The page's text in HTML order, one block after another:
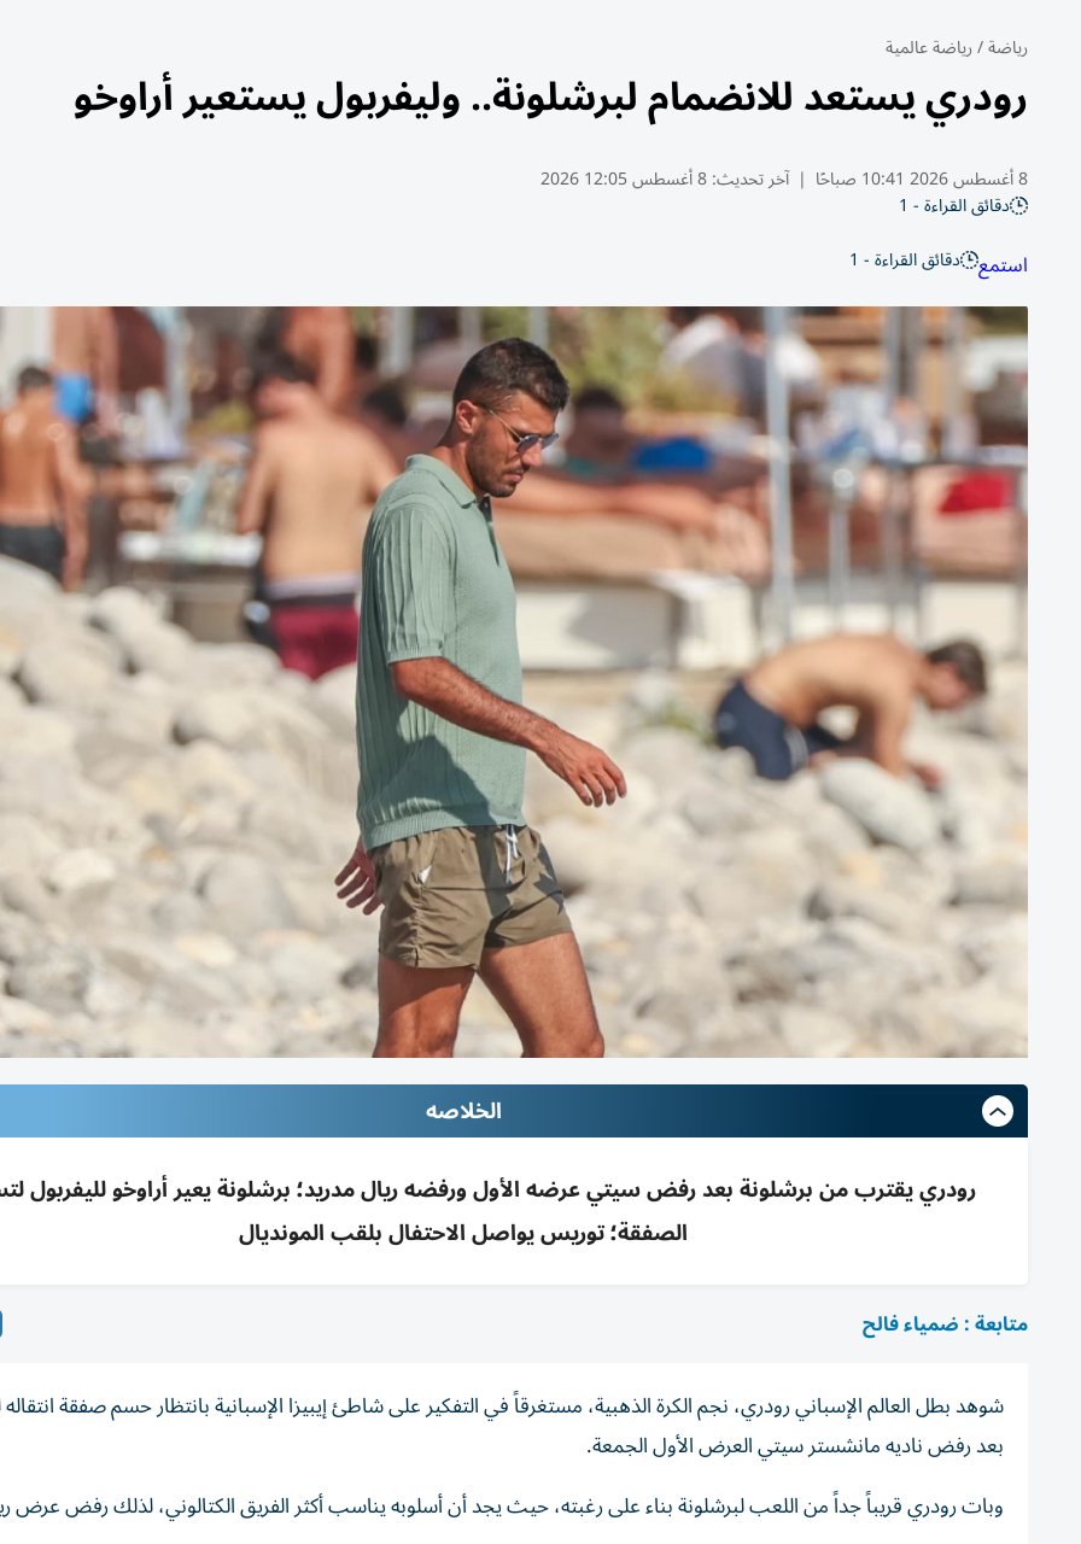
رياضة/رياضة عالمية
رودري يستعد للانضمام لبرشلونة.. وليفربول يستعير أراوخو
8 أغسطس 2026 10:41 صباحًا | آخر تحديث:8 أغسطس 12:05 2026
دقائق القراءة - 1
استمع دقائق القراءة - 1
الخلاصه
رودري يقترب من برشلونة بعد رفض سيتي عرضه الأول ورفضه ريال مدريد؛ برشلونة يعير أراوخو لليفربول
الصفقة؛ توريس يواصل الاحتفال بلقب المونديال
متابعة : ضمياء فالح
شوهد بطل العالم الإسباني رودري، نجم الكرة الذهبية، مستغرقاً في التفكير على شاطئ إيبيزا الإسبانية بانتظار حسم صفقة انتقاله
بعد رفض ناديه مانشستر سيتي العرض الأول الجمعة.
وبات رودري قريباً جداً من اللعب لبرشلونة بناء على رغبته، حيث يجد أن أسلوبه يناسب أكثر الفريق الكتالوني، لذلك رفض عرض